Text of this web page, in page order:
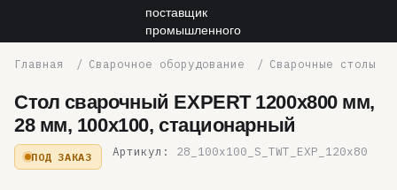
Сварочное оборудование Сварочные столы
Стол сварочный EXPERT 1200x800 мм,
28 мм, 100x100, стационарный
ПОД ЗАКАЗ Артикул: 28_100x100_S_TWT_EXP_120x80